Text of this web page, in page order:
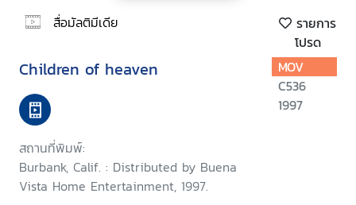
สื่อมัลติมีเดีย
รายการ
โปรด
Children of heaven
สถานที่พิมพ์:
Burbank, Calif. : Distributed by Buena
Vista Home Entertainment, 1997.
MOV
C536
1997